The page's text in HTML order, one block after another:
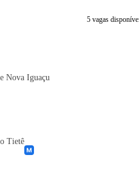
5 vagas
Nova Iguaçu
Tietê